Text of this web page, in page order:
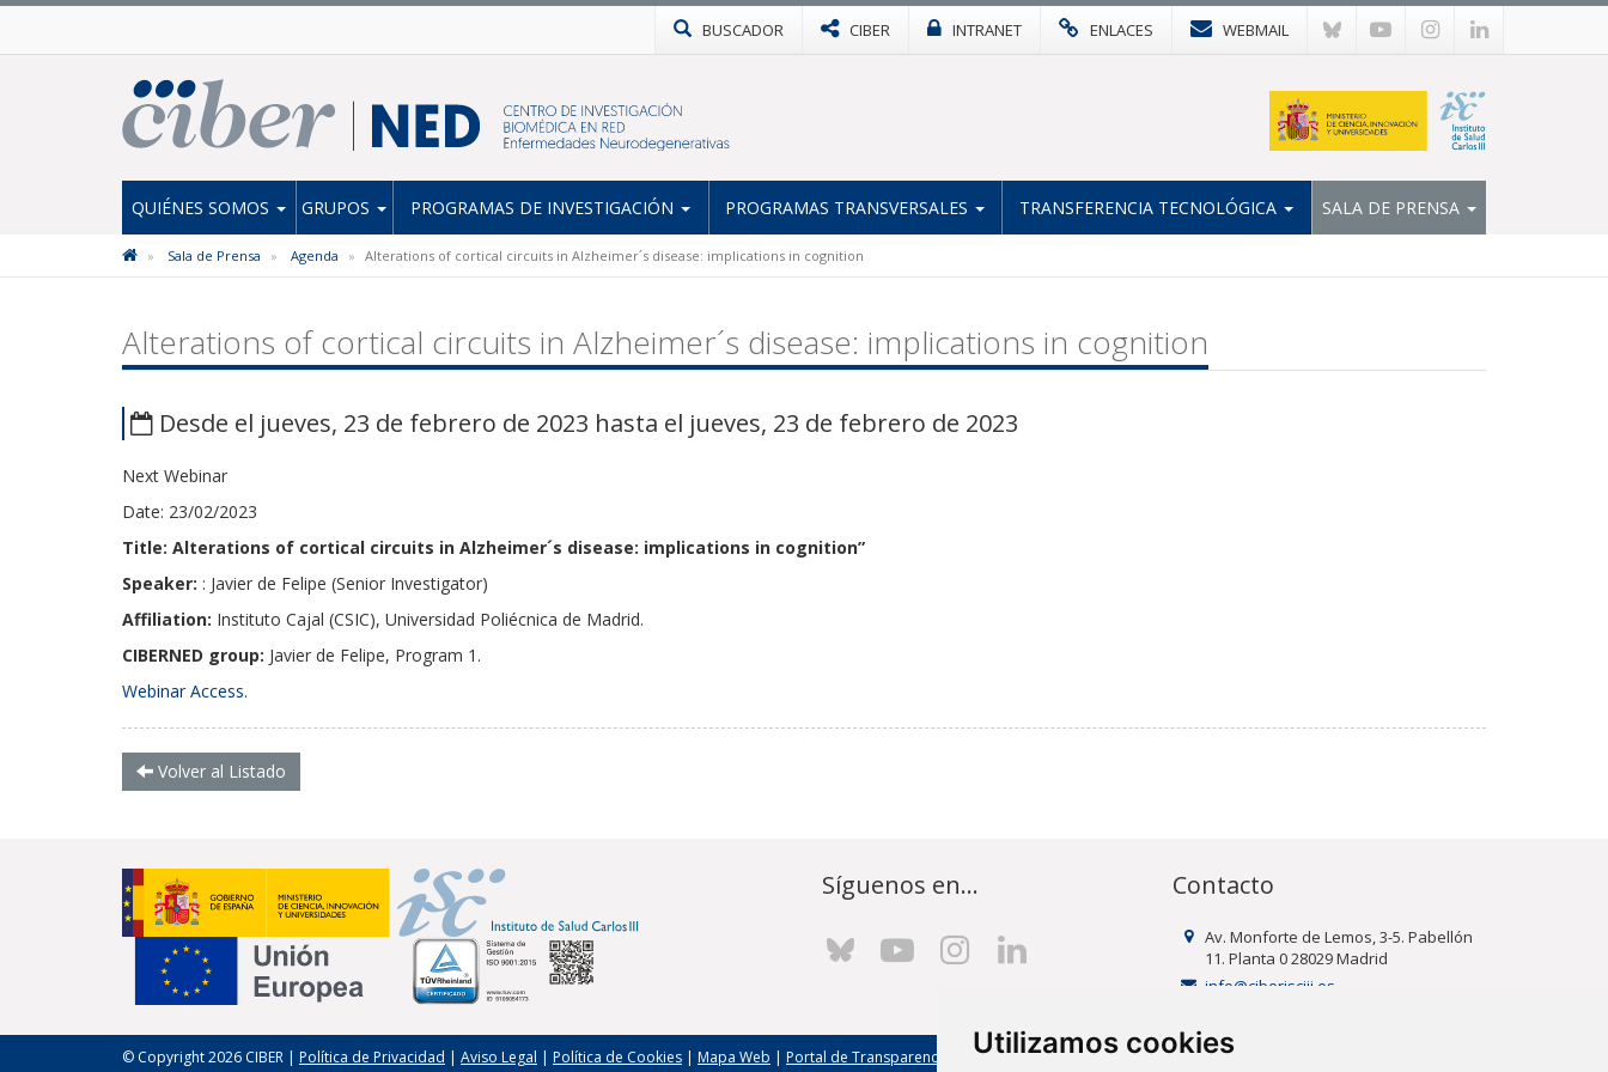
Utilizamos cookies
BUSCADOR CIBER INTRANET ENLACES WEBMAIL
QUIÉNES SOMOS GRUPOS PROGRAMAS DE INVESTIGACIÓN PROGRAMAS TRANSVERSALES TRANSFERENCIA TECNOLÓGICA SALA DE PRENSA
Sala de Prensa Agenda Alterations of cortical circuits in Alzheimer´s disease: implications in cognition
Alterations of cortical circuits in Alzheimer´s disease: implications in cognition
Desde el jueves, 23 de febrero de 2023 hasta el jueves, 23 de febrero de 2023
Next Webinar
Date: 23/02/2023
Title: Alterations of cortical circuits in Alzheimer´s disease: implications in cognition”
Speaker: : Javier de Felipe (Senior Investigator)
Affiliation: Instituto Cajal (CSIC), Universidad Poliécnica de Madrid.
CIBERNED group: Javier de Felipe, Program 1.
Webinar Access.
Volver al Listado
Síguenos en... Contacto
Av. Monforte de Lemos, 3-5. Pabellón
11. Planta 0 28029 Madrid
info@ciberisciii.es
© Copyright 2026 CIBER | Política de Privacidad | Aviso Legal | Política de Cookies | Mapa Web | Portal de Transparencia Política de seguridad